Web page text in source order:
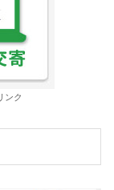
ンク